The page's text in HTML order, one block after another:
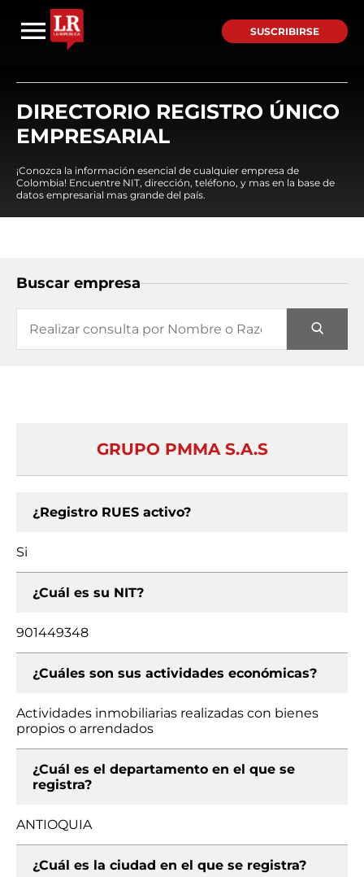
SUSCRIBIRSE
DIRECTORIO REGISTRO ÚNICO
EMPRESARIAL
¡Conozca la información esencial de cualquier empresa de
Colombia! Encuentre NIT, dirección, teléfono, y mas en la base de
datos empresarial mas grande del país.
Buscar empresa
GRUPO PMMA S.A.S
¿Registro RUES activo?
Si
¿Cuál es su NIT?
901449348
¿Cuáles son sus actividades económicas?
Actividades inmobiliarias realizadas con bienes
propios o arrendados
¿Cuál es el departamento en el que se
registra?
ANTIOQUIA
¿Cuál es la ciudad en el que se registra?